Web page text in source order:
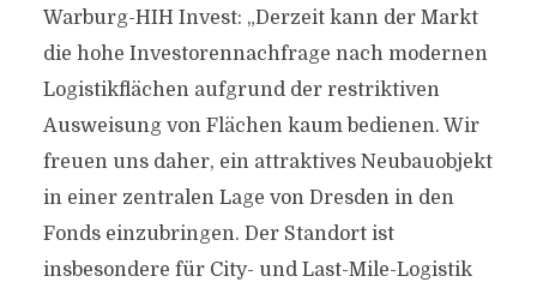
Warburg-HIH Invest: „Derzeit kann der Markt
die hohe Investorennachfrage nach modernen
Logistikflächen aufgrund der restriktiven
Ausweisung von Flächen kaum bedienen. Wir
freuen uns daher, ein attraktives Neubauobjekt
in einer zentralen Lage von Dresden in den
Fonds einzubringen. Der Standort ist
insbesondere für City- und Last-Mile-Logistik